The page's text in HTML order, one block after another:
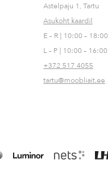
Astelpaju 1, Tartu
Asukoht kaardil
E – R | 10:00 – 18:00
L – P | 10:00 – 16:00
+372 517 4055
tartu@moobliait.ee